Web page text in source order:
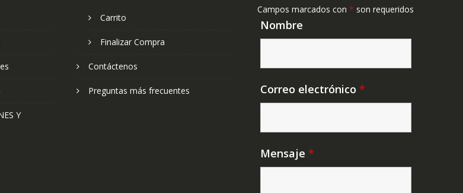
Y
Carrito
Finalizar Compra
Contáctenos
Preguntas más frecuentes
Campos marcados con * son requeridos
Nombre
Correo electrónico *
Mensaje *